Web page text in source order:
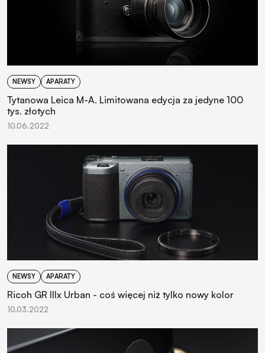
NEWSY APARATY
Tytanowa Leica M-A. Limitowana edycja za jedyne 100
tys. złotych
10.06.2022
NEWSY APARATY
Ricoh GR IIIx Urban - coś więcej niż tylko nowy kolor
10.03.2022